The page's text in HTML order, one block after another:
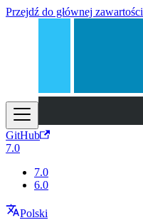
Przejdź do głównej zawartości
GitHub
7.0
7.0
6.0
Polski